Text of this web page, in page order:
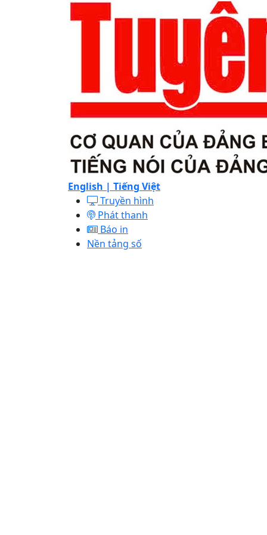
English | Tiếng Việt
Truyền hình
Phát thanh
Báo in
Nền tảng số